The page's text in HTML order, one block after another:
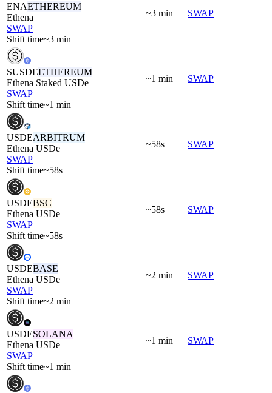
ENAETHEREUM
Ethena
SWAP
Shift time~3 min
~3 min SWAP
SUSDEETHEREUM
Ethena Staked USDe
SWAP
Shift time~1 min
~1 min SWAP
USDEARBITRUM
Ethena USDe
SWAP
Shift time~58s
~58s SWAP
USDEBSC
Ethena USDe
SWAP
Shift time~58s
~58s SWAP
USDEBASE
Ethena USDe
SWAP
Shift time~2 min
~2 min SWAP
USDESOLANA
Ethena USDe
SWAP
Shift time~1 min
~1 min SWAP